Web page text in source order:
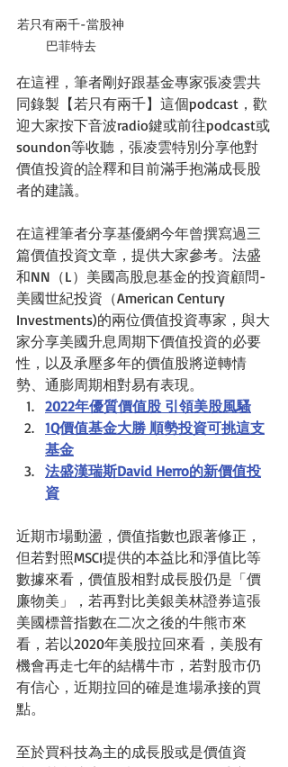
若只有兩千-當股神
巴菲特去
在這裡，筆者剛好跟基金專家張凌雲共
同錄製【若只有兩千】這個podcast，歡
迎大家按下音波radio鍵或前往podcast或
soundon等收聽，張凌雲特別分享他對
價值投資的詮釋和目前滿手抱滿成長股
者的建議。
在這裡筆者分享基優網今年曾撰寫過三
篇價值投資文章，提供大家參考。法盛
和NN（L）美國高股息基金的投資顧問-
美國世紀投資（American Century
Investments)的兩位價值投資專家，與大
家分享美國升息周期下價值投資的必要
性，以及承壓多年的價值股將逆轉情
勢、通膨周期相對易有表現。
2022年優質價值股 引領美股風騷
1Q價值基金大勝 順勢投資可挑這支
基金
法盛漢瑞斯David Herro的新價值投
資
近期市場動盪，價值指數也跟著修正，
但若對照MSCI提供的本益比和淨值比等
數據來看，價值股相對成長股仍是「價
廉物美」，若再對比美銀美林證券這張
美國標普指數在二次之後的牛熊市來
看，若以2020年美股拉回來看，美股有
機會再走七年的結構牛市，若對股市仍
有信心，近期拉回的確是進場承接的買
點。
至於買科技為主的成長股或是價值資